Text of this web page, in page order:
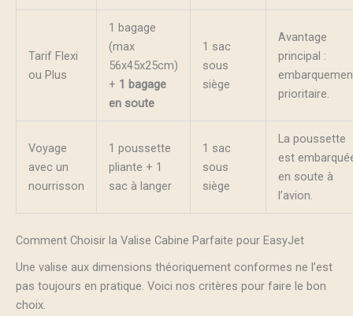
Tarif Flexi
ou Plus
1 bagage
(max
56x45x25cm)
+ 1 bagage
en soute
1 sac
sous
siège
Avantage
principal :
prioritaire.
Voyage
avec un
nourrisson
1 poussette
pliante + 1
sac à langer
1 sac
sous
siège
La poussette
est
en soute à
l’avion.
Comment Choisir la Valise Cabine Parfaite pour EasyJet
Une valise aux dimensions théoriquement conformes ne l’est
pas toujours en pratique. Voici nos critères pour faire le bon
choix.